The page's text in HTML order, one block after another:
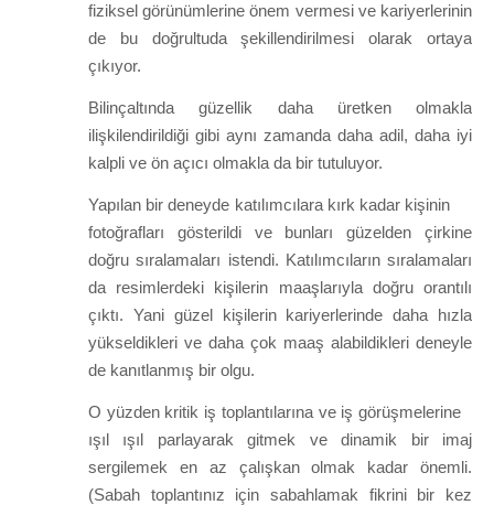
fiziksel görünümlerine önem vermesi ve kariyerlerinin
de bu doğrultuda şekillendirilmesi olarak ortaya
çıkıyor.
Bilinçaltında güzellik daha üretken olmakla
ilişkilendirildiği gibi aynı zamanda daha adil, daha iyi
kalpli ve ön açıcı olmakla da bir tutuluyor.
Yapılan bir deneyde katılımcılara kırk kadar kişinin
fotoğrafları gösterildi ve bunları güzelden çirkine
doğru sıralamaları istendi. Katılımcıların sıralamaları
da resimlerdeki kişilerin maaşlarıyla doğru orantılı
çıktı. Yani güzel kişilerin kariyerlerinde daha hızla
yükseldikleri ve daha çok maaş alabildikleri deneyle
de kanıtlanmış bir olgu.
O yüzden kritik iş toplantılarına ve iş görüşmelerine
ışıl ışıl parlayarak gitmek ve dinamik bir imaj
sergilemek en az çalışkan olmak kadar önemli.
(Sabah toplantınız için sabahlamak fikrini bir kez